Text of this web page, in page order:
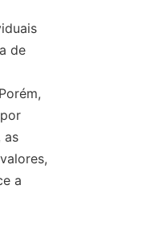
de
as
a